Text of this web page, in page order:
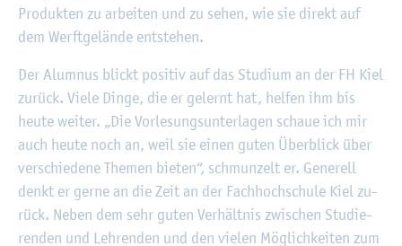
Pro­duk­ten zu ar­bei­ten und zu sehen, wie sie di­rekt auf
dem Werft­ge­län­de ent­ste­hen.
Der Alum­nus blickt po­si­tiv auf das Stu­di­um an der FH Kiel
zu­rück. Viele Dinge, die er ge­lernt hat, hel­fen ihm bis
heute wei­ter. „Die Vor­le­sungs­un­ter­la­gen schaue ich mir
auch heute noch an, weil sie einen guten Über­blick über
ver­schie­de­ne The­men bie­ten“, schmun­zelt er. Ge­ne­rell
denkt er gerne an die Zeit an der Fach­hoch­schu­le Kiel zu­
rück. Neben dem sehr guten Ver­hält­nis zwi­schen Stu­die­
ren­den und Leh­ren­den und den vie­len Mög­lich­kei­ten zum